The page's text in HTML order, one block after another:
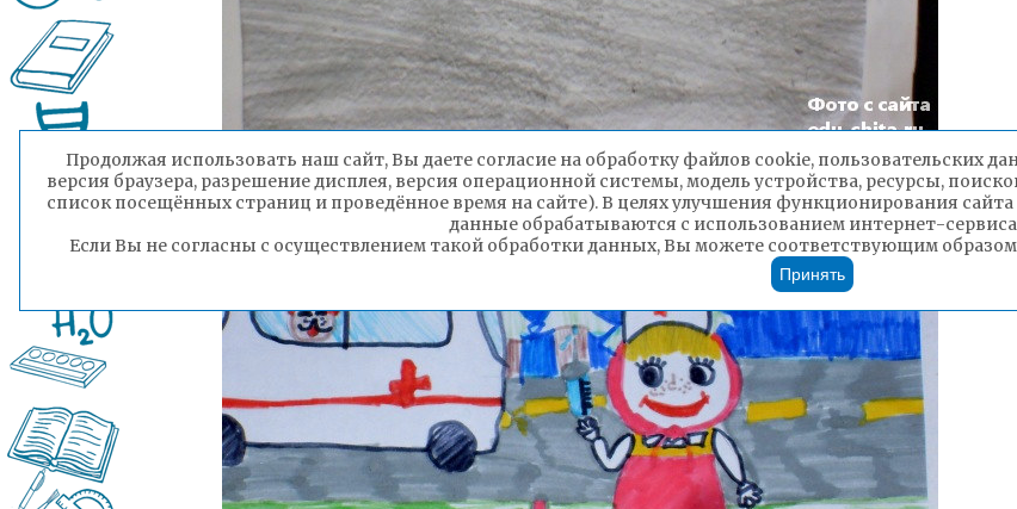
Продолжая использовать наш сайт, Вы даете согласие на обработку файлов cookie, пользовательских
версия браузера, разрешение дисплея, версия операционной системы, модель устройства, ресурсы,
список посещённых страниц и проведённое время на сайте). В целях улучшения функционирования
данные обрабатываются с использованием интернет-
Если Вы не согласны с осуществлением такой обработки данных, Вы можете соответствующим
Принять